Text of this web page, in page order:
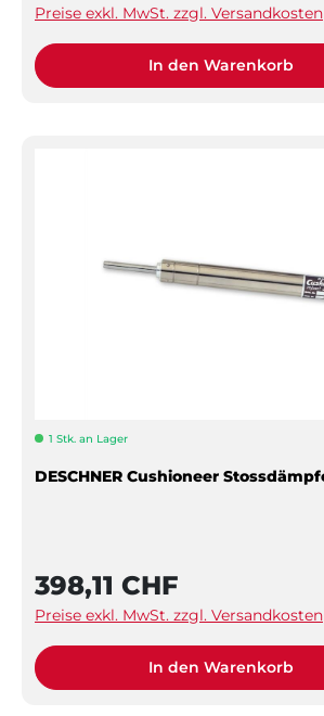
Preise exkl. MwSt. zzgl. Versandkosten
In den Warenkorb
1 Stk. an Lager
398,11 CHF
Preise exkl. MwSt. zzgl. Versandkosten
In den Warenkorb